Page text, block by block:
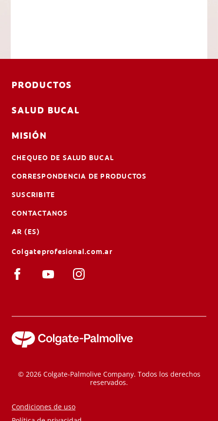
PRODUCTOS
SALUD BUCAL
MISIÓN
CHEQUEO DE SALUD BUCAL
CORRESPONDENCIA DE PRODUCTOS
SUSCRIBITE
CONTACTANOS
AR (ES)
Colgateprofesional.com.ar
© 2026 Colgate-Palmolive Company. Todos los derechos
reservados.
Condiciones de uso